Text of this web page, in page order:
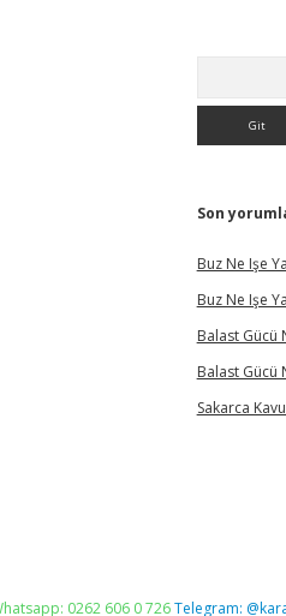
Son
Buz Ne Işe
Buz Ne Işe
Balast Gücü
Balast Gücü
Sakarca
0262 606 0 726Telegram: